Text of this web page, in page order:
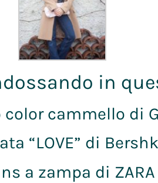
in
cammello di
“LOVE” di
a zampa di ZARA